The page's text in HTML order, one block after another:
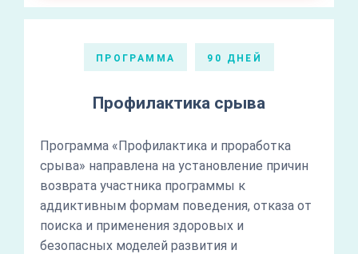
ПРОГРАММА 90 ДНЕЙ
Профилактика срыва
Программа «Профилактика и проработка
срыва» направлена на установление причин
возврата участника программы к
аддиктивным формам поведения, отказа от
поиска и применения здоровых и
безопасных моделей развития и